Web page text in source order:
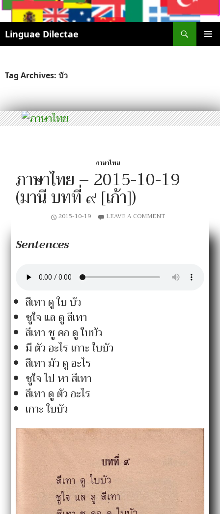
Linguae Dilectae
SKIP
Tag Archives: บัว
ภาษาไทย
ภาษาไทย – 2015-10-19
(มานี บทที่ ๙ [เก้า])
2015-10-19 LEAVE A COMMENT
Sentences
สีเทา ดู ใบ บัว
ชูใจ แล ดู สีเทา
สีเทา ชู คอ ดู ใบบัว
มี ตัว อะไร เกาะ ใบบัว
สีเทา มัว ดู อะไร
ชูใจ ไป หา สีเทา
สีเทา ดู ตัว อะไร
เกาะ ใบบัว